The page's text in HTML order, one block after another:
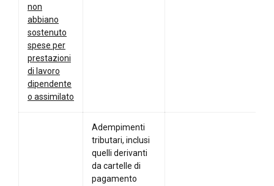
non
abbiano
sostenuto
spese per
prestazioni
di lavoro
dipendente
o assimilato
Adempimenti
tributari, inclusi
quelli derivanti
da cartelle di
pagamento